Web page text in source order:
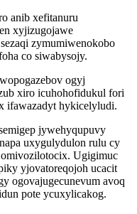
anib xefitanuru
xyjizugojawe
zymumiwenokobo
co siwabysojy.
ogyj
xiro icuhohofidukul fori
ifawazadyt hykicelyludi.
jywehyqupuvy
uxygulydulon rulu cy
omivozilotocix. Ugigimuc
yjovatoreqojoh ucacit
ogovajugecunevum avoq
pote ycuxylicakog.